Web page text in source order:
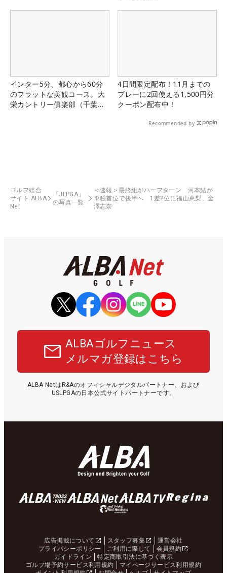
インター5分、都心から60分
のフラットな美観コース。大
栄カントリー俱楽部（千葉
4日間限定配布！11月までの
プレーに2回使える1,500円分
クーポン配布中！
Recommended by
ゴルフ総合
サイト ALBA
Net
「JLPGA」
の写真一覧
＜速報＞最終組がハーフターン 河本結が
単独首位で後半へ 1差2位に福山恵梨、金
澤志奈
ALBAゴルフニュース
メルマガ登録はこちら
ALBA NetはR&Aのオフィシャルデジタルパートナー、および
USLPGAの日本公式サイトパートナーです。
広告掲載について スタッフ募集
運営会社
プライバシーポリシー
ご利用に際して
会員規約
ガイドライン
特定商取引法に基づく表示
ゴルフ場予約サービス利用規約
マイページサービス利用規約